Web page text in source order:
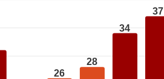
26
28
34
37